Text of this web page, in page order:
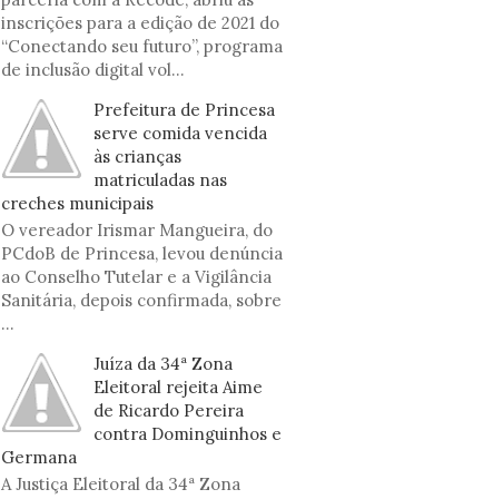
inscrições para a edição de 2021 do
“Conectando seu futuro”, programa
de inclusão digital vol...
Prefeitura de Princesa
serve comida vencida
às crianças
matriculadas nas
creches municipais
O vereador Irismar Mangueira, do
PCdoB de Princesa, levou denúncia
ao Conselho Tutelar e a Vigilância
Sanitária, depois confirmada, sobre
...
Juíza da 34ª Zona
Eleitoral rejeita Aime
de Ricardo Pereira
contra Dominguinhos e
Germana
A Justiça Eleitoral da 34ª Zona